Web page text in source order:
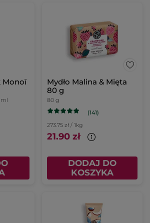
Monoï
ml
Mydło Malina & Mięta
80 g
80 g
(141)
273.75 zł / 1kg
21.90 zł
DODAJ DO
KOSZYKA